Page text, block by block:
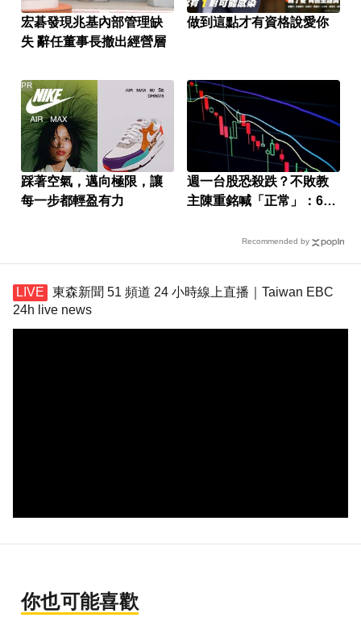
宏碁發現兆基內部管理缺
失 辭任董事長撤出經營層
做到這點才有資格說愛你
踩著空氣，邁向極限，讓
每一步都輕盈有力
PR
週一台股恐殺跌？不敗教
主陳重銘喊「正常」：6檔
Recommended by
東森新聞 51 頻道 24 小時線上直播｜Taiwan EBC
24h live news
你也可能喜歡